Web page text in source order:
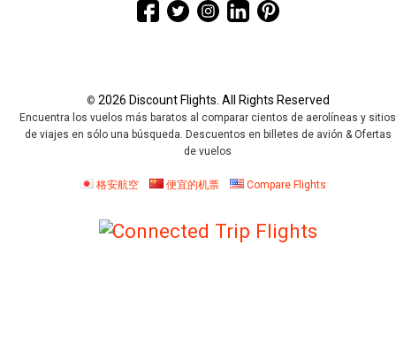
© 2026 Discount Flights. All Rights Reserved
Encuentra los vuelos más baratos al comparar cientos de aerolíneas y sitios
de viajes en sólo una búsqueda. Descuentos en billetes de avión & Ofertas
de vuelos
格安航空 便宜的机票 Compare Flights